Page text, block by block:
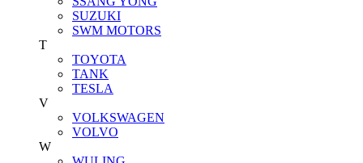
SUZUKI
SWM MOTORS
T
TOYOTA
TANK
TESLA
V
VOLKSWAGEN
VOLVO
W